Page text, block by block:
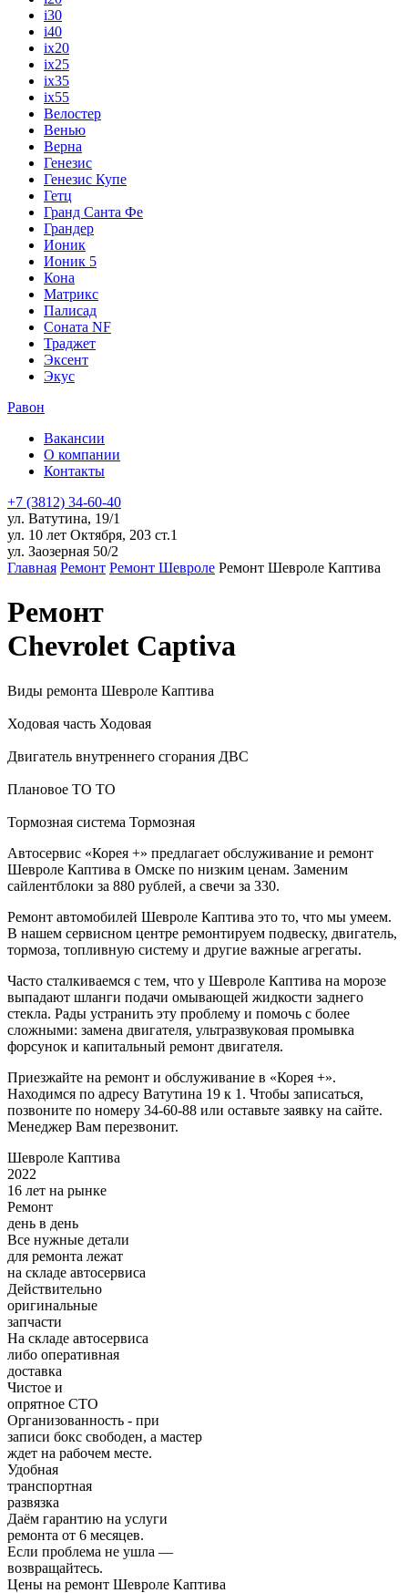
i30
i40
ix20
ix25
ix35
ix55
Велостер
Венью
Верна
Генезис
Генезис Купе
Гетц
Гранд Санта Фе
Грандер
Ионик
Ионик 5
Кона
Матрикс
Палисад
Соната NF
Траджет
Эксент
Экус
Равон
Вакансии
О компании
Контакты
+7 (3812) 34-60-40
ул. Ватутина, 19/1
ул. 10 лет Октября, 203 ст.1
ул. Заозерная 50/2
Главная Ремонт Ремонт Шевроле Ремонт Шевроле Каптива
Ремонт
Chevrolet Captiva
Виды ремонта Шевроле Каптива
Ходовая часть Ходовая
Двигатель внутреннего сгорания ДВС
Плановое ТО ТО
Тормозная система Тормозная
Автосервис «Корея +» предлагает обслуживание и ремонт
Шевроле Каптива в Омске по низким ценам. Заменим
сайлентблоки за 880 рублей, а свечи за 330.
Ремонт автомобилей Шевроле Каптива это то, что мы умеем.
В нашем сервисном центре ремонтируем подвеску, двигатель,
тормоза, топливную систему и другие важные агрегаты.
Часто сталкиваемся с тем, что у Шевроле Каптива на морозе
выпадают шланги подачи омывающей жидкости заднего
стекла. Рады устранить эту проблему и помочь с более
сложными: замена двигателя, ультразвуковая промывка
форсунок и капитальный ремонт двигателя.
Приезжайте на ремонт и обслуживание в «Корея +».
Находимся по адресу Ватутина 19 к 1. Чтобы записаться,
позвоните по номеру 34-60-88 или оставьте заявку на сайте.
Менеджер Вам перезвонит.
Шевроле Каптива
2022
16 лет на рынке
Ремонт
день в день
Все нужные детали
для ремонта лежат
на складе автосервиса
Действительно
оригинальные
запчасти
На складе автосервиса
либо оперативная
доставка
Чистое и
опрятное СТО
Организованность - при
записи бокс свободен, а мастер
ждет на рабочем месте.
Удобная
транспортная
развязка
Даём гарантию на услуги
ремонта от 6 месяцев.
Если проблема не ушла —
возвращайтесь.
Цены на ремонт Шевроле Каптива